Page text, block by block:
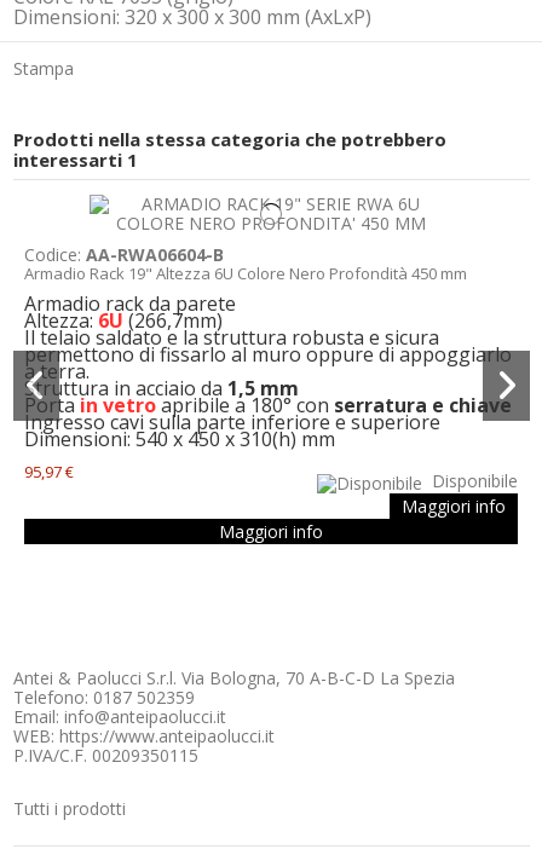
Dimensioni: 320 x 300 x 300 mm (AxLxP)
Stampa
Prodotti nella stessa categoria che potrebbero
interessarti 1
Codice: AA-RWA06604-B
Armadio Rack 19" Altezza 6U Colore Nero Profondità 450 mm
Armadio rack da parete
Altezza: 6U (266,7mm)
Il telaio saldato e la struttura robusta e sicura
permettono di fissarlo al muro oppure di appoggiarlo
a terra.
Struttura in acciaio da 1,5 mm
Porta in vetroapribile a 180° con serratura e chiave
Ingresso cavi sulla parte inferiore e superiore
Dimensioni: 540 x 450 x 310(h) mm
95,97 €
Disponibile
Maggiori info
Maggiori info
Antei & Paolucci S.r.l. Via Bologna, 70 A-B-C-D La Spezia
Telefono: 0187 502359
Email: info@anteipaolucci.it
WEB: https://www.anteipaolucci.it
P.IVA/C.F. 00209350115
Tutti i prodotti